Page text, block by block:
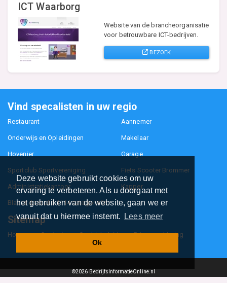
Deze website gebruikt cookies om uw
ervaring te verbeteren. Als u doorgaat met
het gebruiken van de website, gaan we er
vanuit dat u hiermee instemt.
Lees meer
Ok
ICT Waarborg
Website van de brancheorganisatie
voor betrouwbare ICT-bedrijven.
BEZOEK
Vind specalisten in uw regio
Restaurant Aannemer
Onderwijs en Opleidingen Makelaar
Hovenier Garage
Sportclub Sportvereniging Fiets Scooter Brommer
Administratiekantoor Kapper
Blader door alle 1114 categorieën
Sitemap
Home Contact Cookiebeleid Privacyverklaring
©2026 BedrijfsInformatieOnline.nl